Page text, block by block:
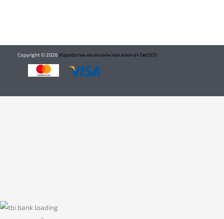
Copyright ©2026 Изработка на онлайн магазин от GetSEO